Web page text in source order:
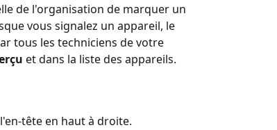
de l'organisation de marquer un
vous signalez un appareil, le
tous les techniciens de votre
et dans la liste des appareils.
tête en haut à droite.